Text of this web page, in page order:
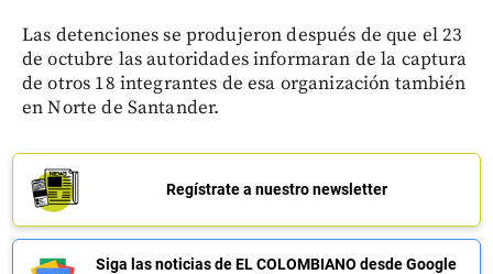
Las detenciones se produjeron después de que el 23
de octubre las autoridades informaran de la captura
de otros 18 integrantes de esa organización también
en Norte de Santander.
Regístrate a nuestro newsletter
Siga las noticias de EL COLOMBIANO desde Google